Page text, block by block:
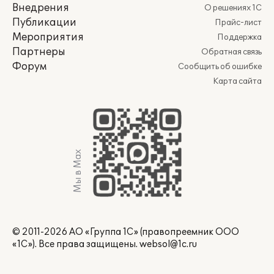
Внедрения
Публикации
Мероприятия
Партнеры
Форум
О решениях 1С
Прайс-лист
Поддержка
Обратная связь
Сообщить об ошибке
Карта сайта
Мы в Max
© 2011-2026 АО «Группа 1С» (правопреемник ООО
«1С»). Все права защищены. websol@1c.ru